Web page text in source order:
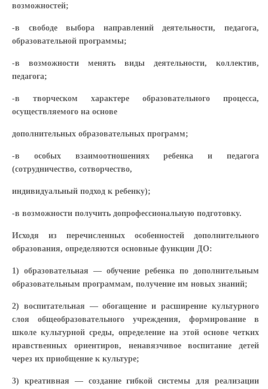
возможностей;
-в свободе выбора направлений деятельности, педагога,
образовательной программы;
-в возможности менять виды деятельности, коллектив,
педагога;
-в творческом характере образовательного процесса,
осуществляемого на основе
дополнительных образовательных программ;
-в особых взаимоотношениях ребенка и педагога
(сотрудничество, сотворчество,
индивидуальный подход к ребенку);
-в возможности получить допрофессиональную подготовку.
Исходя из перечисленных особенностей дополнительного
образования, определяются основные функции ДО:
1) образовательная — обучение ребенка по дополнительным
образовательным программам, получение им новых знаний;
2) воспитательная — обогащение и расширение культурного
слоя общеобразовательного учреждения, формирование в
школе культурной среды, определение на этой основе четких
нравственных ориентиров, ненавязчивое воспитание детей
через их приобщение к культуре;
3) креативная — создание гибкой системы для реализации